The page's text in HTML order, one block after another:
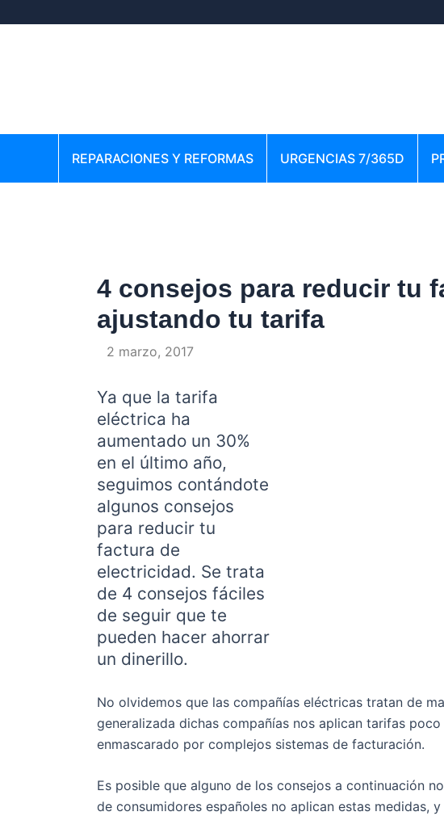
REPARACIONES Y REFORMAS URGENCIAS 7/365D
4 consejos para reducir tu
ajustando tu tarifa
2 marzo, 2017
Ya que la tarifa
eléctrica ha
aumentado un 30%
en el último año,
seguimos contándote
algunos consejos
para reducir tu
factura de
electricidad. Se trata
de 4 consejos fáciles
de seguir que te
pueden hacer ahorrar
un dinerillo.
No olvidemos que las compañías eléctricas tratan de
generalizada dichas compañías nos aplican tarifas
enmascarado por complejos sistemas de facturación.
Es posible que alguno de los consejos a continuación
de consumidores españoles no aplican estas medidas,